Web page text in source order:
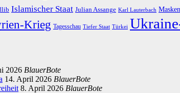
Islamischer Staat Julian Assange Karl Lauterbach
Krieg Tagesschau Tiefer Staat Türkei
2026 BlauerBote
14. April 2026 BlauerBote
8. April 2026 BlauerBote